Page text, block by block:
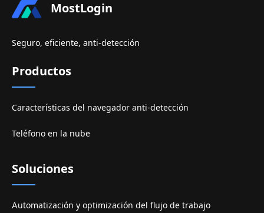
MostLogin
Seguro, eficiente, anti-detección
Productos
Características del navegador anti-detección
Teléfono en la nube
Soluciones
Automatización y optimización del flujo de trabajo